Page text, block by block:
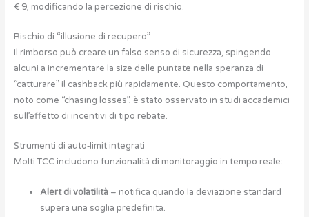
€ 9, modificando la percezione di rischio.
Rischio di “illusione di recupero”
Il rimborso può creare un falso senso di sicurezza, spingendo
alcuni a incrementare la size delle puntate nella speranza di
“catturare” il cashback più rapidamente. Questo comportamento,
noto come “chasing losses”, è stato osservato in studi accademici
sull’effetto di incentivi di tipo rebate.
Strumenti di auto‑limit integrati
Molti TCC includono funzionalità di monitoraggio in tempo reale:
Alert di volatilità– notifica quando la deviazione standard
supera una soglia predefinita.